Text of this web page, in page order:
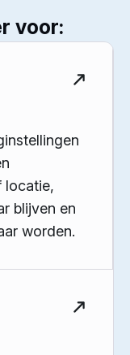
voor:
locatie,
blijven en
worden.